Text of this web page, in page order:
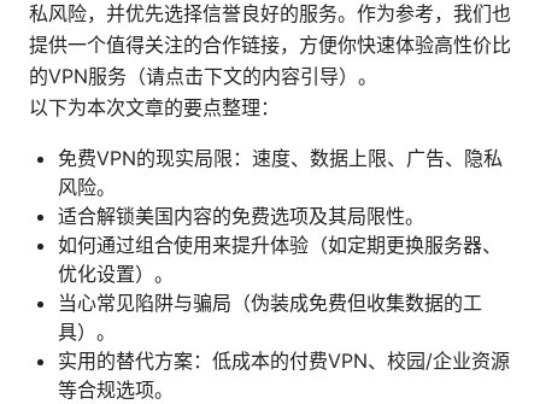
私风险，并优先选择信誉良好的服务。作为参考，我们也
提供一个值得关注的合作链接，方便你快速体验高性价比
的VPN服务（请点击下文的内容引导）。
以下为本次文章的要点整理：
免费VPN的现实局限：速度、数据上限、广告、隐私
风险。
适合解锁美国内容的免费选项及其局限性。
如何通过组合使用来提升体验（如定期更换服务器、
优化设置）。
当心常见陷阱与骗局（伪装成免费但收集数据的工
具）。
实用的替代方案：低成本的付费VPN、校园/企业资源
等合规选项。